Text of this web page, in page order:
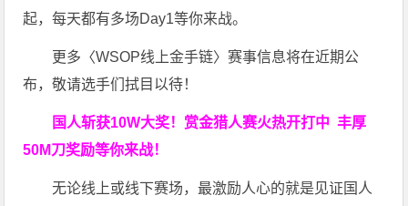
起，每天都有多场Day1等你来战。
更多〈WSOP线上金手链〉赛事信息将在近期公
布，敬请选手们拭目以待！
国人斩获10W大奖！ 赏金猎人赛火热开打中 丰厚
50M刀奖励等你来战！
无论线上或线下赛场，最激励人心的就是见证国人